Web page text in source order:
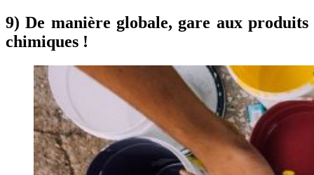
9) De manière globale, gare aux produits
chimiques !